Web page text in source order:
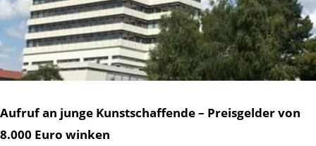
Aufruf an junge Kunstschaffende – Preisgelder von
8.000 Euro winken